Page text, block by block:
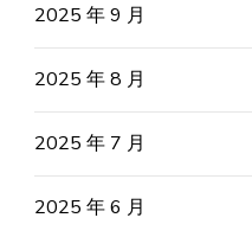
2025 年 9 月
2025 年 8 月
2025 年 7 月
2025 年 6 月